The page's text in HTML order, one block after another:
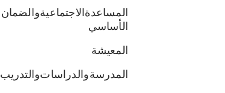
المساعدة الاجتماعية والضمان
الأساسي
المعيشة
المدرسة والدراسات والتدريب